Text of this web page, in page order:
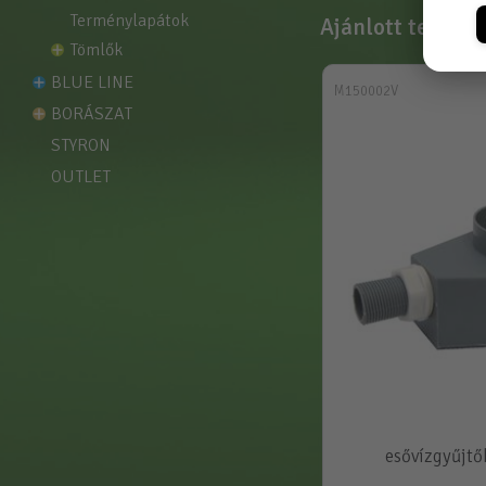
Ajánlott
M150002V
terménylapátok
tömlők
BLUE LINE
BORÁSZAT
STYRON
OUTLET